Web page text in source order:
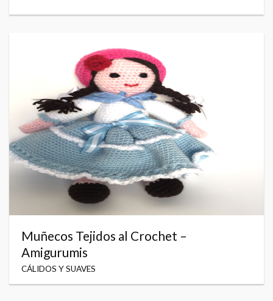
Muñecos Tejidos al Crochet –
Amigurumis
CÁLIDOS Y SUAVES